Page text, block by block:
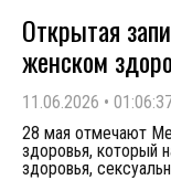
Открытая
женском
11.06.2026 •
28 мая отмечают
здоровья, который
здоровья,